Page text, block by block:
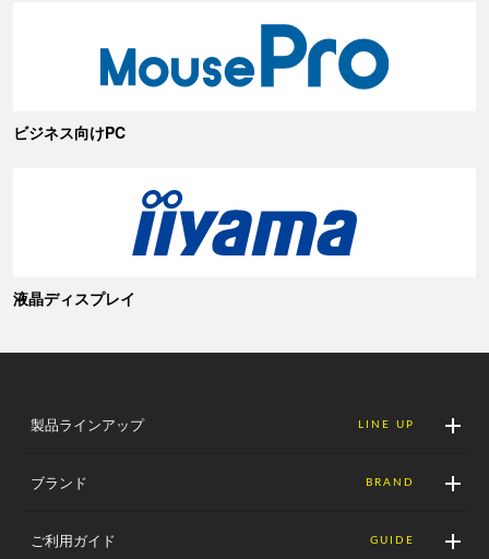
ビジネス向けPC
液晶ディスプレイ
製品ラインアップ LINE UP
ブランド BRAND
ご利用ガイド GUIDE